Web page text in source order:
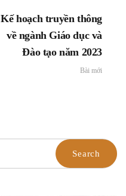
Kế hoạch truyền thông
về ngành Giáo dục và
Đào tạo năm 2023
Bài mới